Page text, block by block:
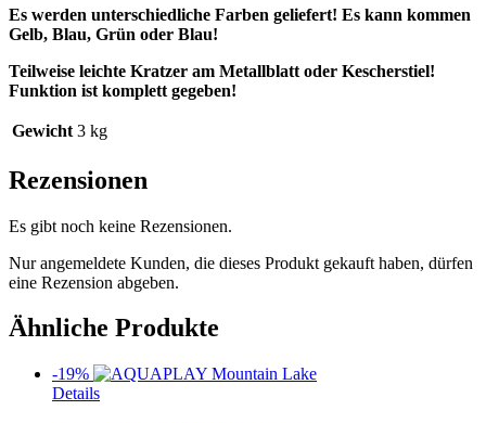
Es werden unterschiedliche Farben geliefert! Es kann kommen
Gelb, Blau, Grün oder Blau!
Teilweise leichte Kratzer am Metallblatt oder Kescherstiel!
Funktion ist komplett gegeben!
Gewicht 3 kg
Rezensionen
Es gibt noch keine Rezensionen.
Nur angemeldete Kunden, die dieses Produkt gekauft haben, dürfen
eine Rezension abgeben.
Ähnliche Produkte
-19%
Details